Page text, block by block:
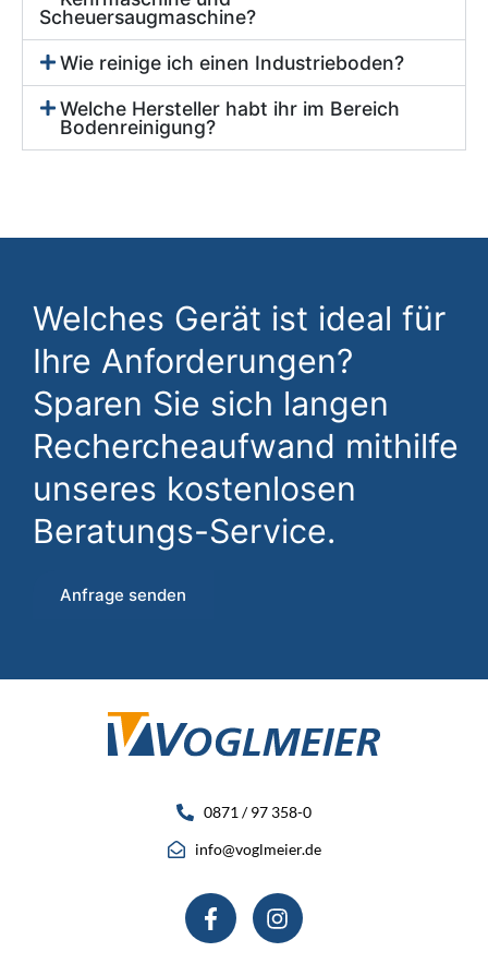
Scheuersaugmaschine?
Wie reinige ich einen Industrieboden?
Welche Hersteller habt ihr im Bereich
Bodenreinigung?
Welches Gerät ist ideal für
Ihre Anforderungen?
Sparen Sie sich langen
Rechercheaufwand mithilfe
unseres kostenlosen
Beratungs-Service.
Anfrage senden
0871 / 97 358-0
info@voglmeier.de